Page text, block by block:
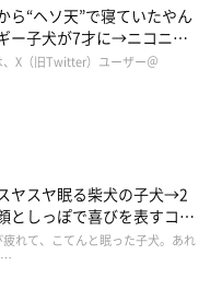
ら“ヘソ天”で寝ていたやん
ー子犬が7才に→ニコニ
マイル”が魅力のコに成
、X（旧Twitter）ユーザー＠
ヤスヤ眠る柴犬の子犬→2
としっぽで喜びを表すコに
れて、こてんと眠った子犬。あれ
…